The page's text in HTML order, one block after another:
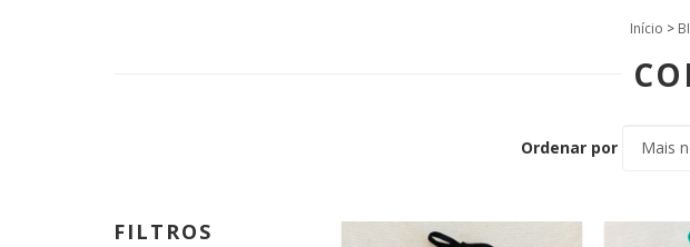
Início >
Ordenar por
FILTROS